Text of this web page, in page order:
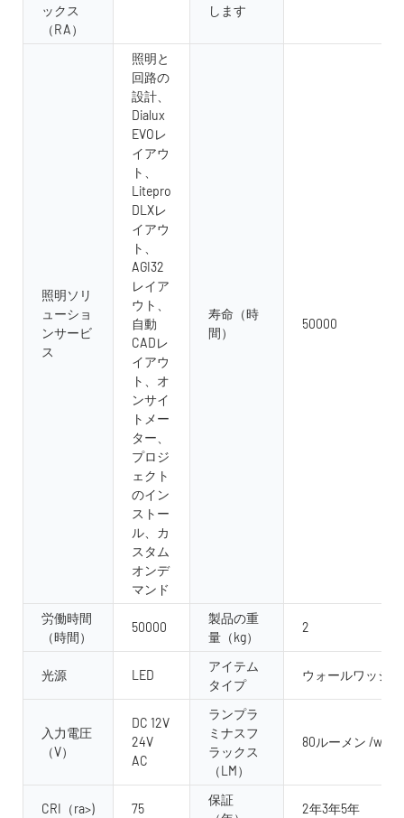
ックス
（RA）
します
照明ソリ
ューショ
ンサービ
ス
照明と
回路の
設計、
Dialux
EVOレ
イアウ
ト、
Litepro
DLXレ
イアウ
ト、
AGI32
レイア
ウト、
自動
CADレ
イアウ
ト、オ
ンサイ
トメー
ター、
プロジ
ェクト
のイン
ストー
ル、カ
スタム
オンデ
マンド
寿命（時
間）
50000
労働時間
（時間）
50000
製品の重
量（kg）
2
光源 LED
アイテム
タイプ
ウォールワッシ
入力電圧
（V）
DC 12V
24V
AC
ランプラ
ミナスフ
ラックス
（LM）
80ルーメン /w
CRI（ra>) 75
保証
2年3年5年